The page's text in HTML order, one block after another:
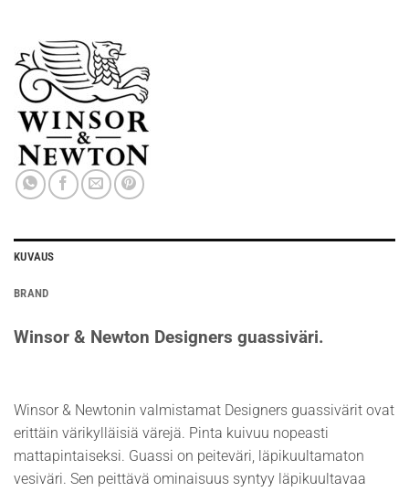
KUVAUS
BRAND
Winsor & Newton Designers guassiväri.
Winsor & Newtonin valmistamat Designers guassivärit ovat
erittäin värikylläisiä värejä. Pinta kuivuu nopeasti
mattapintaiseksi. Guassi on peiteväri, läpikuultamaton
vesiväri. Sen peittävä ominaisuus syntyy läpikuultavaa